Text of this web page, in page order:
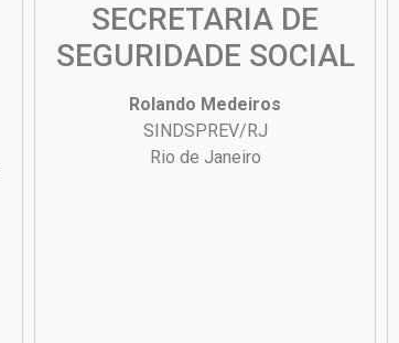
SECRETARIA DE
SEGURIDADE SOCIAL
Rolando Medeiros
SINDSPREV/RJ
Rio de Janeiro